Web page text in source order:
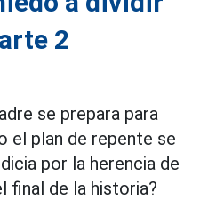
2
se prepara para
el plan de repente se
por la herencia de
final de la historia?